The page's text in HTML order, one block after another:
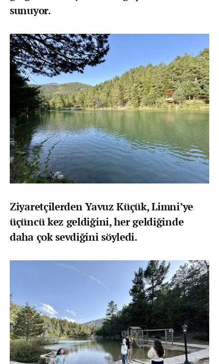
sunuyor.
Ziyaretçilerden Yavuz Küçük, Limni’ye
üçüncü kez geldiğini, her geldiğinde
daha çok sevdiğini söyledi.